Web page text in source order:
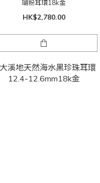
瑚粉耳環18k金
HK$2,780.00